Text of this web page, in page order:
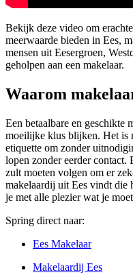
Bekijk deze video om
meerwaarde bieden in Ees,
mensen uit Eesergroen,
geholpen aan een makelaar.
Waarom
Een betaalbare en geschikte
moeilijke klus blijken. Het is
etiquette om zonder
lopen zonder eerder
zult moeten volgen om er
makelaardij uit Ees vindt die
je met alle plezier wat je
Spring direct naar:
Ees Makelaar
Makelaardij Ees